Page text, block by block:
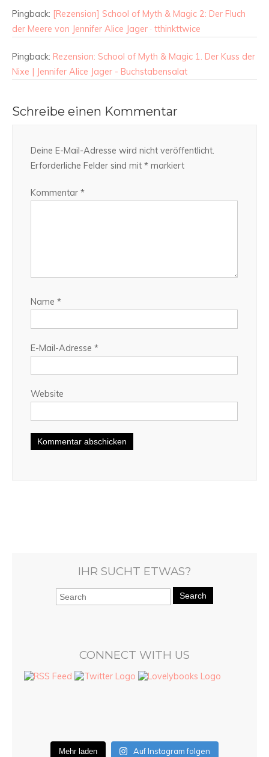
Pingback: [Rezension] School of Myth & Magic 2: Der Fluch
der Meere von Jennifer Alice Jager · tthinkttwice
Pingback: Rezension: School of Myth & Magic 1. Der Kuss der
Nixe | Jennifer Alice Jager - Buchstabensalat
Schreibe einen Kommentar
Deine E-Mail-Adresse wird nicht veröffentlicht.
Erforderliche Felder sind mit * markiert
Kommentar *
Name *
E-Mail-Adresse *
Website
IHR SUCHT ETWAS?
Search
CONNECT WITH US
Mehr laden Auf Instagram folgen